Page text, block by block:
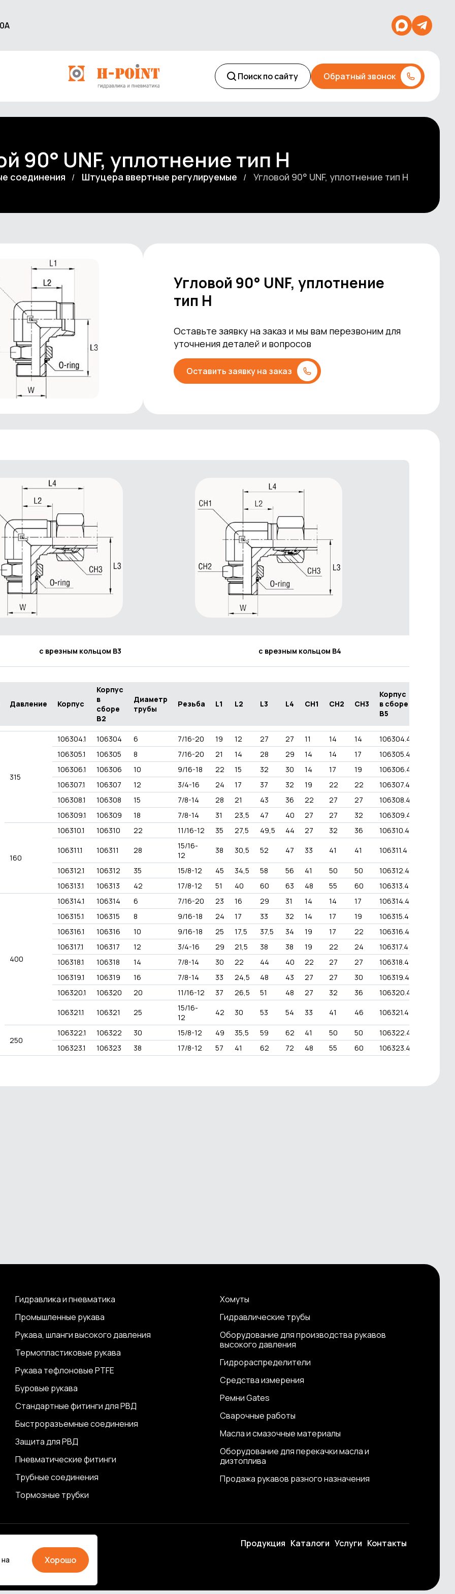
Поиск по сайту Обратный звонок
90° UNF, уплотнение тип Н
соединения Штуцера ввертные регулируемые Угловой 90° UNF, уплотнение тип Н
Угловой 90° UNF, уплотнение
тип Н
Оставьте заявку на заказ и мы вам перезвоним для
уточнения деталей и вопросов
Оставить заявку на заказ
с врезным кольцом В3 с врезным кольцом В4
Давление Корпус
Корпус
в
сборе
В2
Диаметр
трубы
Резьба L1 L2 L3 L4 CH1 CH2 CH3
Корпус
в сборе
В5
315
106304.1 106304 6 7/16-20 19 12 27 27 11 14 14
106304.4
106305.1
106305 8 7/16-20 21 14 28 29 14 14 17
106305.4
106306.1
106306 10 9/16-18 22 15 32 30 14 17 19
106306.4
106307.1
106307 12 3/4-16 24 17 37 32 19 22 22
106307.4
106308.1
106308 15 7/8-14 28 21 43 36 22 27 27
106308.4
106309.1
106309 18 7/8-14 31 23,5 47 40 27 27 32 106309.4
160
106310.1 106310 22 11/16-12 35 27,5 49,5 44 27 32 36 106310.4
106311.1 106311 28
15/16-
12
38 30,5 52 47 33 41 41 106311.4
106312.1 106312 35 15/8-12 45 34,5 58 56 41 50 50
106312.4
106313.1
106313 42 17/8-12 51 40 60 63 48 55 60 106313.4
400
106314.1 106314 6 7/16-20 23 16 29 31 14 14 17
106314.4
106315.1
106315 8 9/16-18 24 17 33 32 14 17 19
106315.4
106316.1
106316 10 9/16-18 25 17,5 37,5 34 19 17 22
106316.4
106317.1
106317 12 3/4-16 29 21,5 38 38 19 22 24
106317.4
106318.1
106318 14 7/8-14 30 22 44 40 22 27 27
106318.4
106319.1
106319 16 7/8-14 33 24,5 48 43 27 27 30
106319.4
106320.1
106320 20 11/16-12 37 26,5 51 48 27 32 36 106320.4
106321.1 106321 25
15/16-
12
42 30 53 54 33 41 46 106321.4
250
106322.1 106322 30 15/8-12 49 35,5 59 62 41 50 50
106322.4
106323.1
106323 38 17/8-12 57 41 62 72 48 55 60 106323.4
Гидравлика и пневматика
Промышленные рукава
Рукава, шланги высокого давления
Термопластиковые рукава
Рукава тефлоновые PTFE
Буровые рукава
Стандартные фитинги для РВД
Быстроразъемные соединения
Защита для РВД
Пневматические фитинги
Трубные соединения
Тормозные трубки
Хомуты
Гидравлические трубы
Оборудование для производства рукавов
высокого давления
Гидрораспределители
Средства измерения
Ремни Gates
Сварочные работы
Масла и смазочные материалы
Оборудование для перекачки масла и
дизтоплива
Продажа рукавов разного назначения
Продукция Каталоги Услуги Контакты
Хорошо